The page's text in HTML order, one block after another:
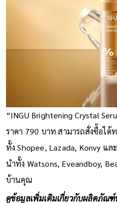
“INGU Brightening Crystal
ราคา 790 บาท สามารถสั่งซื้อไ
ทั้ง Shopee, Lazada, Konvy แ
นำทั้ง Watsons, Eveandboy,
บ้านคุณ
ดูข้อมูลเพิ่มเติมเกี่ยวกับผลิตภัณ